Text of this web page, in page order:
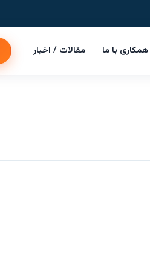
همکاری با ما مقالات / اخبار